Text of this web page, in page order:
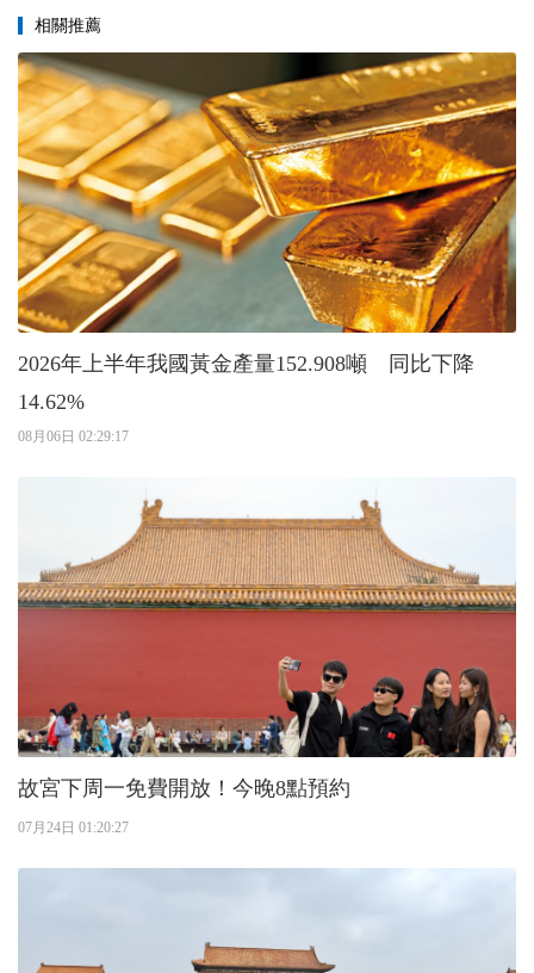
相關推薦
2026年上半年我國黃金產量152.908噸 同比下降
14.62%
08月06日 02:29:17
故宮下周一免費開放！今晚8點預約
07月24日 01:20:27